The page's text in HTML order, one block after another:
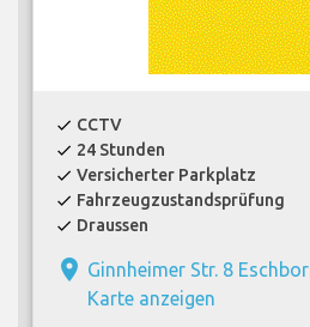
check CCTV
check 24 Stunden
check Versicherter Parkplatz
check Fahrzeugzustandsprüfung
check Draussen
place Ginnheimer Str. 8
Karte anzeigen